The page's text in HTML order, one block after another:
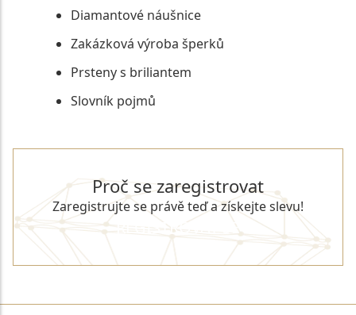
Diamantové náušnice
Zakázková výroba šperků
Prsteny s briliantem
Slovník pojmů
Proč se zaregistrovat
Zaregistrujte se právě teď a získejte slevu!
REGISTROVAT SE